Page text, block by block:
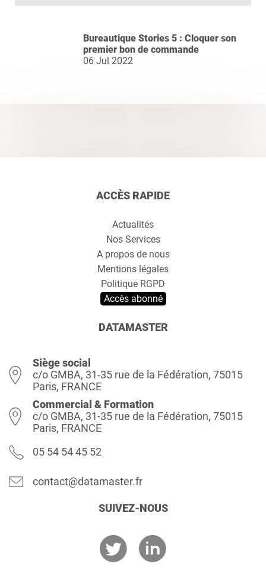
Bureautique Stories 5 : Cloquer son
premier bon de commande
06 Jul 2022
ACCÈS RAPIDE
Actualités
Nos Services
A propos de nous
Mentions légales
Politique RGPD
Accès abonné
DATAMASTER
Siège social
c/o GMBA, 31-35 rue de la Fédération, 75015
Paris, FRANCE
Commercial & Formation
c/o GMBA, 31-35 rue de la Fédération, 75015
Paris, FRANCE
05 54 54 45 52
contact@datamaster.fr
SUIVEZ-NOUS